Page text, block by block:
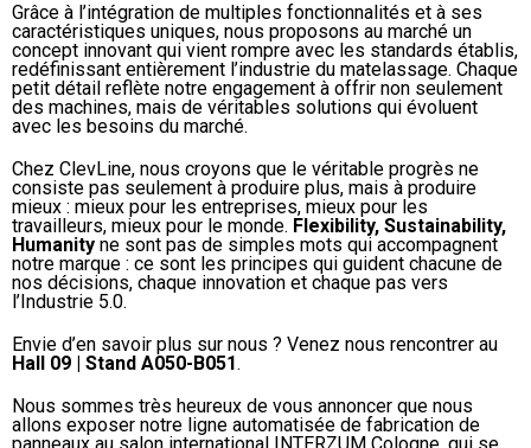
Grâce à l’intégration de multiples fonctionnalités et à ses
caractéristiques uniques, nous proposons au marché un
concept innovant qui vient rompre avec les standards établis,
redéfinissant entièrement l’industrie du matelassage. Chaque
petit détail reflète notre engagement à offrir non seulement
des machines, mais de véritables solutions qui évoluent
avec les besoins du marché.
Chez ClevLine, nous croyons que le véritable progrès ne
consiste pas seulement à produire plus, mais à produire
mieux : mieux pour les entreprises, mieux pour les
travailleurs, mieux pour le monde. Flexibility, Sustainability,
Humanity ne sont pas de simples mots qui accompagnent
notre marque : ce sont les principes qui guident chacune de
nos décisions, chaque innovation et chaque pas vers
l’Industrie 5.0.
Envie d’en savoir plus sur nous ? Venez nous rencontrer au
Hall 09 | Stand A050-B051.
Nous sommes très heureux de vous annoncer que nous
allons exposer notre ligne automatisée de fabrication de